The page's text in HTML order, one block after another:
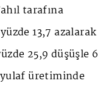
tarafına
13,7 azalarak
25,9 düşüşle 6
üretiminde